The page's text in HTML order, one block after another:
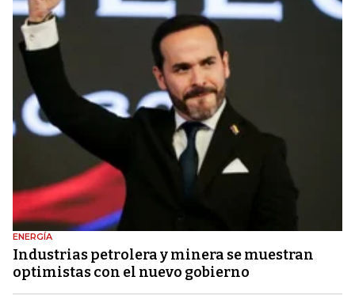
ENERGÍA
Industrias petrolera y minera se muestran
optimistas con el nuevo gobierno